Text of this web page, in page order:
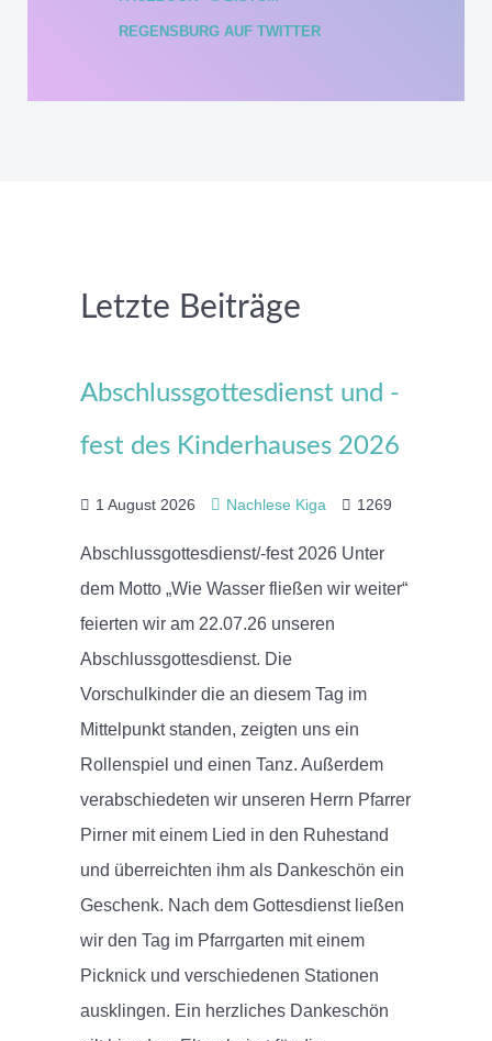
REGENSBURG AUF TWITTER
Letzte Beiträge
Abschlussgottesdienst und -
fest des Kinderhauses 2026
1 August 2026 Nachlese Kiga 1269
Abschlussgottesdienst/-fest 2026 Unter
dem Motto „Wie Wasser fließen wir weiter“
feierten wir am 22.07.26 unseren
Abschlussgottesdienst. Die
Vorschulkinder die an diesem Tag im
Mittelpunkt standen, zeigten uns ein
Rollenspiel und einen Tanz. Außerdem
verabschiedeten wir unseren Herrn Pfarrer
Pirner mit einem Lied in den Ruhestand
und überreichten ihm als Dankeschön ein
Geschenk. Nach dem Gottesdienst ließen
wir den Tag im Pfarrgarten mit einem
Picknick und verschiedenen Stationen
ausklingen. Ein herzliches Dankeschön